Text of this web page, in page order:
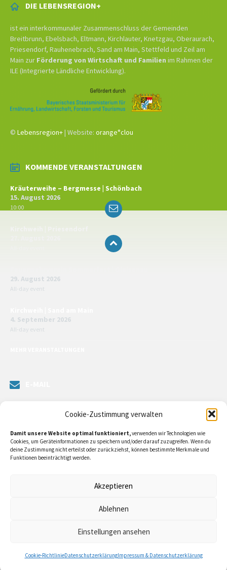
Cookie-Zustimmung verwalten
Damit unsere Website optimal funktioniert,verwenden wir Technologien wie
Cookies, um Geräteinformationen zu speichern und/oder darauf zuzugreifen. Wenn du
deine Zustimmung nicht erteilst oder zurückziehst, können bestimmte Merkmale und
Funktionen beeinträchtigt werden.
Akzeptieren
Ablehnen
Einstellungen ansehen
Cookie-RichtlinieDatenschutzerklärungImpressum & Datenschutzerklärung
DIE LEBENSREGION+
ist ein interkommunaler Zusammenschluss der Gemeinden
Breitbrunn, Ebelsbach, Eltmann, Kirchlauter, Knetzgau, Oberaurach,
Priesendorf, Rauhenebrach, Sand am Main, Stettfeld und Zeil am
Main zur Förderung von Wirtschaft und Familien im Rahmen der
ILE (Integrierte Ländliche Entwicklung).
© Lebensregion+| Website: orange°clou
KOMMENDE VERANSTALTUNGEN
Kräuterweihe – Bergmesse | Schönbach
15. August 2026
10:00
29. August 2026
All-day event
4. September 2026
All-day event
kontaktieren oder direkt an unsere Bürgermeister/in schreiben.
Klicken Siehier…
Email